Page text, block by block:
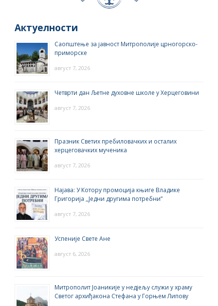
Актуелности
Саопштење за јавност Митрополије црногорско-
приморске
август 7, 2026
Четврти дан Љетне духовне школе у Херцеговини
август 7, 2026
Празник Светих пребиловачких и осталих
херцеговачких мученика
август 7, 2026
Најава: У Котору промоција књиге Владике
Григорија ,,Једни другима потребни”
август 7, 2026
Успеније Свете Ане
август 6, 2026
Митрополит Јоаникије у недјељу служи у храму
Светог архиђакона Стефана у Горњем Липову